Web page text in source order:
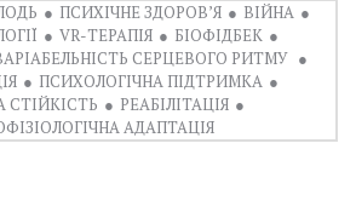
ПСИХІЧНЕ ЗДОРОВ’Я
ВІЙНА
VR-ТЕРАПІЯ
БІОФІДБЕК
СЕРЦЕВОГО РИТМУ
ПСИХОЛОГІЧНА ПІДТРИМКА
СТІЙКІСТЬ
РЕАБІЛІТАЦІЯ
АДАПТАЦІЯ